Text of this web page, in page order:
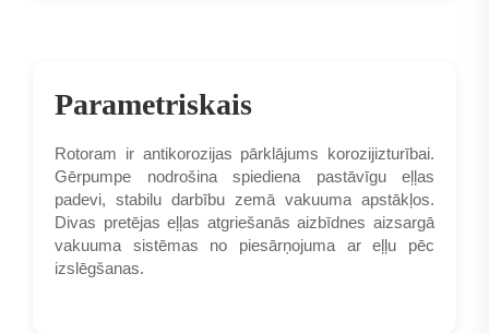
Parametriskais
Rotoram ir antikorozijas pārklājums korozijizturībai.
Gērpumpe nodrošina spiediena pastāvīgu eļļas
padevi, stabilu darbību zemā vakuuma apstākļos.
Divas pretējas eļļas atgriešanās aizbīdnes aizsargā
vakuuma sistēmas no piesārņojuma ar eļļu pēc
izslēgšanas.